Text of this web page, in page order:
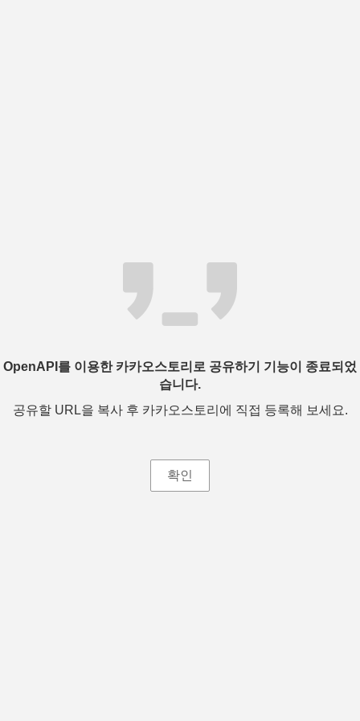
OpenAPI를 이용한 카카오스토리로 공유하기 기능이 종료되었
습니다.
공유할 URL을 복사 후 카카오스토리에 직접 등록해 보세요.
확인